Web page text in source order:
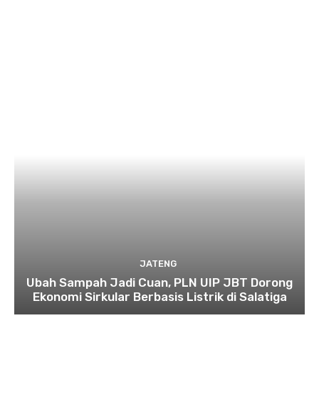
JATENG
Ubah Sampah Jadi Cuan, PLN UIP JBT Dorong
Ekonomi Sirkular Berbasis Listrik di Salatiga